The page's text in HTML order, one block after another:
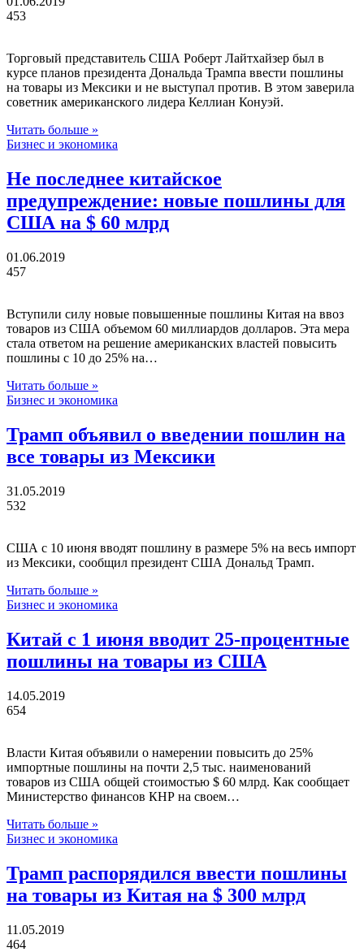
453
Торговый представитель США Роберт Лайтхайзер был в
курсе планов президента Дональда Трампа ввести пошлины
на товары из Мексики и не выступал против. В этом заверила
советник американского лидера Келлиан Конуэй.
Читать больше »
Бизнес и экономика
Не последнее китайское
предупреждение: новые пошлины для
США на $ 60 млрд
01.06.2019
457
Вступили силу новые повышенные пошлины Китая на ввоз
товаров из США объемом 60 миллиардов долларов. Эта мера
стала ответом на решение американских властей повысить
пошлины с 10 до 25% на…
Читать больше »
Бизнес и экономика
Трамп объявил о введении пошлин на
все товары из Мексики
31.05.2019
532
США с 10 июня вводят пошлину в размере 5% на весь импорт
из Мексики, сообщил президент США Дональд Трамп.
Читать больше »
Бизнес и экономика
Китай с 1 июня вводит 25-процентные
пошлины на товары из США
14.05.2019
654
Власти Китая объявили о намерении повысить до 25%
импортные пошлины на почти 2,5 тыс. наименований
товаров из США общей стоимостью $ 60 млрд. Как сообщает
Министерство финансов КНР на своем…
Читать больше »
Бизнес и экономика
Трамп распорядился ввести пошлины
на товары из Китая на $ 300 млрд
11.05.2019
464